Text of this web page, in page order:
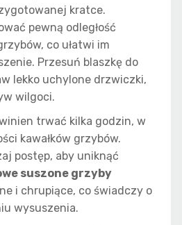
kratce.
pewną odległość
co ułatwi im
Przesuń blaszkę do
lekko uchylone drzwiczki,
wilgoci.
trwać kilka godzin, w
kawałków grzybów.
postęp, aby uniknąć
suszone grzyby
i chrupiące, co świadczy o
wysuszenia.